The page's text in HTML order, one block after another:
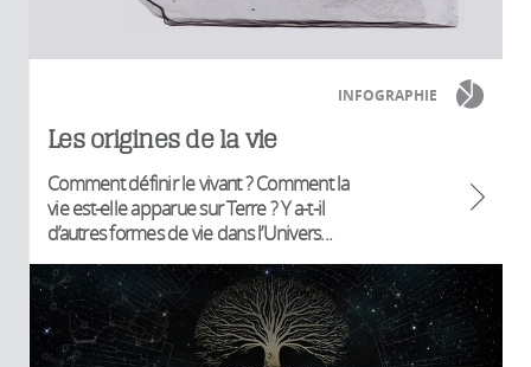
INFOGRAPHIE
Les origines de la vie
Comment définir le vivant ? Comment la
vie est-elle apparue sur Terre ? Y a-t-il
d’autres formes de vie dans l’Univers...